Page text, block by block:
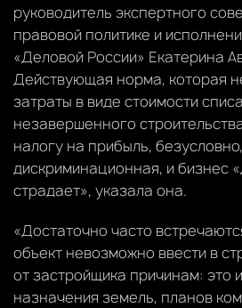
руководитель экспертного
правовой политике и
«Деловой России» Екатерина
Действующая норма, которая
затраты в виде стоимости
незавершенного
налогу на прибыль, безусловно,
дискриминационная, и бизнес
страдает», указала она.
«Достаточно часто
объект невозможно ввести в
от застройщика причинам: это
назначения земель, планов